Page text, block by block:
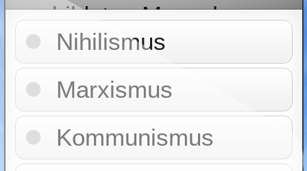
gebildeten Menschen:
Nihilismus
Marxismus
Kommunismus